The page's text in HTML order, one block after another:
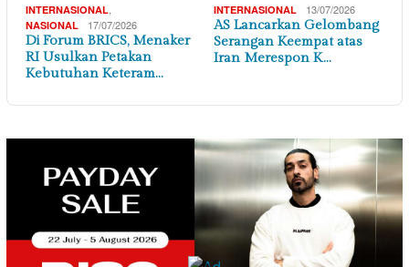
INTERNASIONAL
NASIONAL 17/07/2026
Di Forum BRICS, Menaker
RI Usulkan Petakan
Kebutuhan Keteram…
INTERNASIONAL 13/07/2026
AS Lancarkan Gelombang
Serangan Keempat atas
Iran Merespon K…